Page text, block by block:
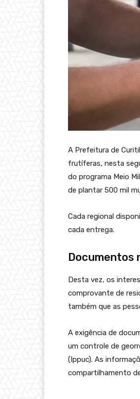
A Prefeitura de
frutíferas, nesta
do programa Meio
de plantar 500 mil
Cada regional
cada entrega.
Documentos
Desta vez, os
comprovante de
também que as
A exigência de
um controle de
(Ippuc). As
compartilhamento